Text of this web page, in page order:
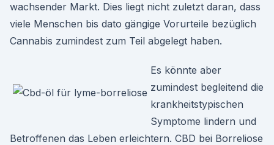
wachsender Markt. Dies liegt nicht zuletzt daran, dass
viele Menschen bis dato gängige Vorurteile bezüglich
Cannabis zumindest zum Teil abgelegt haben.
Es könnte aber
zumindest begleitend die
krankheitstypischen
Symptome lindern und
Betroffenen das Leben erleichtern. CBD bei Borreliose